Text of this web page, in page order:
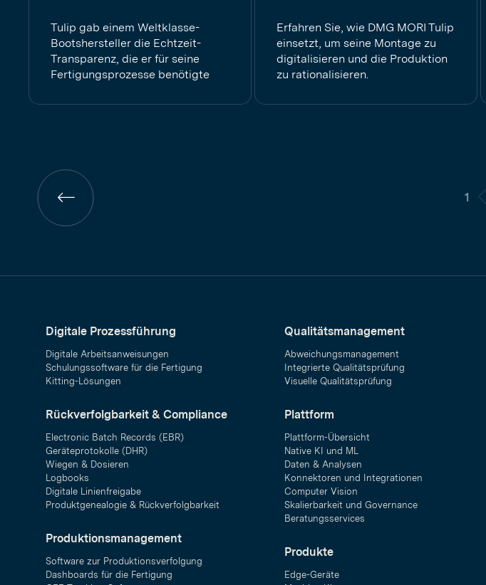
Tulip gab einem Weltklasse-
Bootshersteller die Echtzeit-
Transparenz, die er für seine
Fertigungsprozesse benötigte
Erfahren Sie, wie DMG MORI Tulip
einsetzt, um seine Montage zu
digitalisieren und die Produktion
zu rationalisieren.
Vorherige
Seite
1
Digitale Prozessführung
Digitale Arbeitsanweisungen
Schulungssoftware für die Fertigung
Kitting-Lösungen
Rückverfolgbarkeit & Compliance
Electronic Batch Records (EBR)
Geräteprotokolle (DHR)
Wiegen & Dosieren
Logbooks
Digitale Linienfreigabe
Produktgenealogie & Rückverfolgbarkeit
Produktionsmanagement
Software zur Produktionsverfolgung
Dashboards für die Fertigung
Qualitätsmanagement
Abweichungsmanagement
Integrierte Qualitätsprüfung
Visuelle Qualitätsprüfung
Plattform
Plattform-Übersicht
Native KI und ML
Daten & Analysen
Konnektoren und Integrationen
Computer Vision
Skalierbarkeit und Governance
Beratungsservices
Produkte
Edge-Geräte